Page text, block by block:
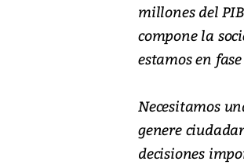
millones del
compone la
estamos en
Necesitamos
genere
decisiones